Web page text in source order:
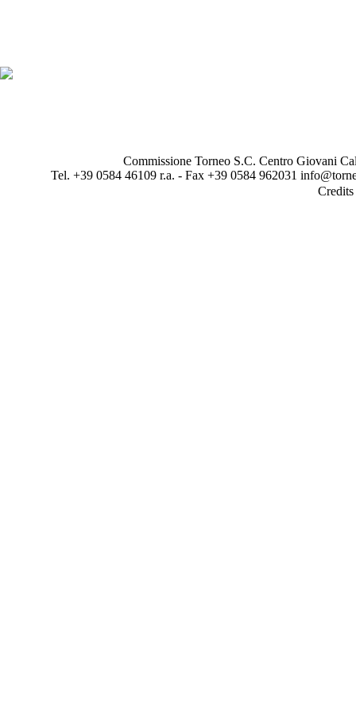
Commissione Torneo S.C. Centro Giovani
Tel. +39 0584 46109 r.a. - Fax +39 0584 962031
Credits